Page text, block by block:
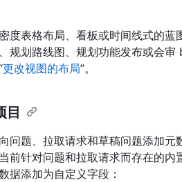
度表格布局、看板或时间线式的
规划路线图、规划功能发布或会
更改视图的布局”。
目
问题、拉取请求和草稿问题添加
前针对问题和拉取请求而存在的
据添加为自定义字段：